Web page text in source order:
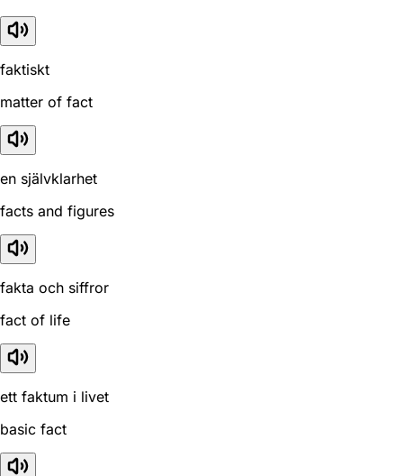
faktiskt
matter of fact
en självklarhet
facts and figures
fakta och siffror
fact of life
ett faktum i livet
basic fact